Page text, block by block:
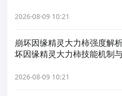
2026-08-09 10:21
崩坏因缘精灵大力柿强度解
坏因缘精灵大力柿技能机制
2026-08-09 10:21